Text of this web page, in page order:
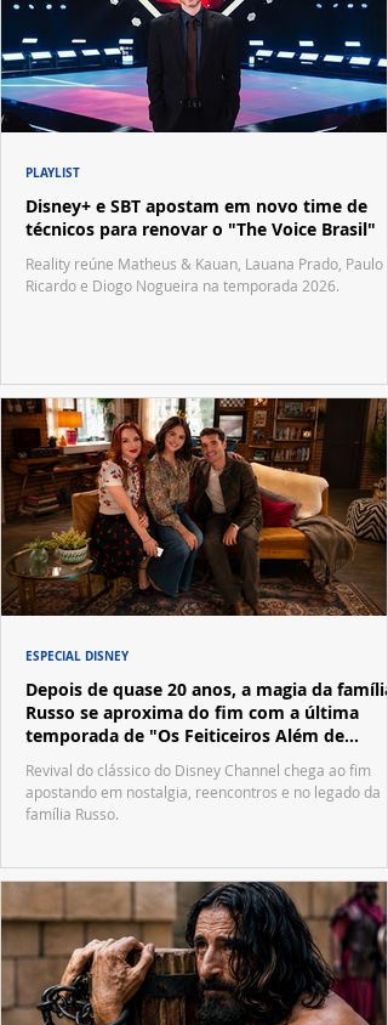
Disney+ e SBT apostam em novo time de
técnicos para renovar o "The Voice Brasil"
Reality reúne Matheus & Kauan, Lauana Prado, Paulo
Ricardo e Diogo Nogueira na temporada 2026.
PLAYLIST
Depois de quase 20 anos, a magia da família
Russo se aproxima do fim com a última
temporada de "Os Feiticeiros Além de
Waverly Place"
Revival do clássico do Disney Channel chega ao fim
apostando em nostalgia, reencontros e no legado da
família Russo.
ESPECIAL DISNEY